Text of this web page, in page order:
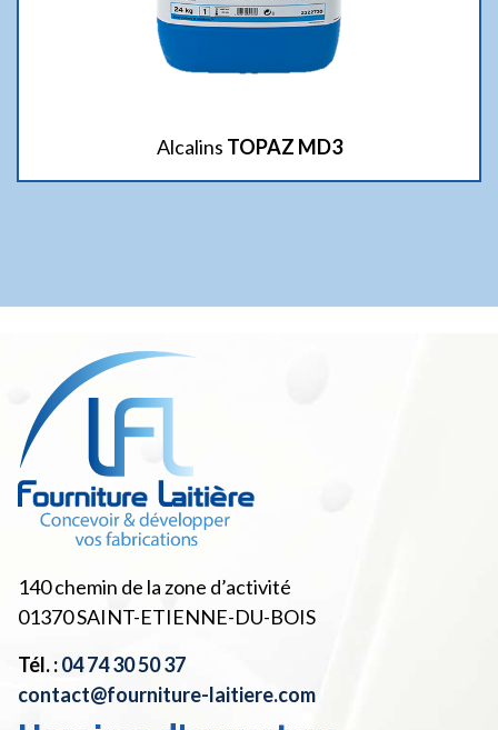
Alcalins TOPAZ MD3
140 chemin de la zone d’activité
01370SAINT-ETIENNE-DU-BOIS
Tél. :04 74 30 50 37
contact@fourniture-laitiere.com